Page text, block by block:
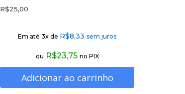
R$25,00
Em até 3x de R$8,33 sem juros
ou R$23,75 no PIX
Adicionar ao carrinho